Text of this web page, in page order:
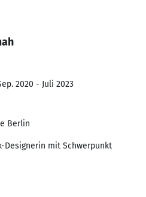
2020 - Juli 2023
Berlin
mit Schwerpunkt